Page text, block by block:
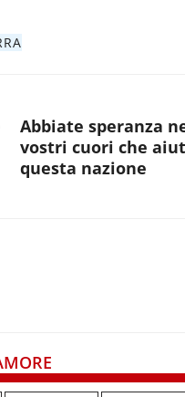
Abbiate speranza
vostri cuori che
questa nazione